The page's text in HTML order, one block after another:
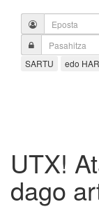
SARTU edo
UTX!
dago